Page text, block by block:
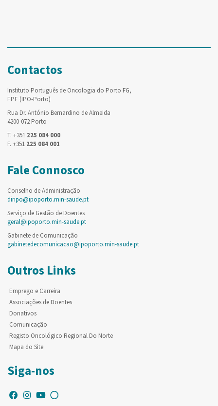
Contactos
Instituto Português de Oncologia do Porto FG,
EPE (IPO-Porto)
Rua Dr. António Bernardino de Almeida
4200-072 Porto
T. +351 225 084 000
F. +351 225 084 001
Fale Connosco
Conselho de Administração
diripo@ipoporto.min-saude.pt
Serviço de Gestão de Doentes
geral@ipoporto.min-saude.pt
Gabinete de Comunicação
gabinetedecomunicacao@ipoporto.min-saude.pt
Outros Links
Emprego e Carreira
Associações de Doentes
Donativos
Comunicação
Registo Oncológico Regional Do Norte
Mapa do Site
Siga-nos